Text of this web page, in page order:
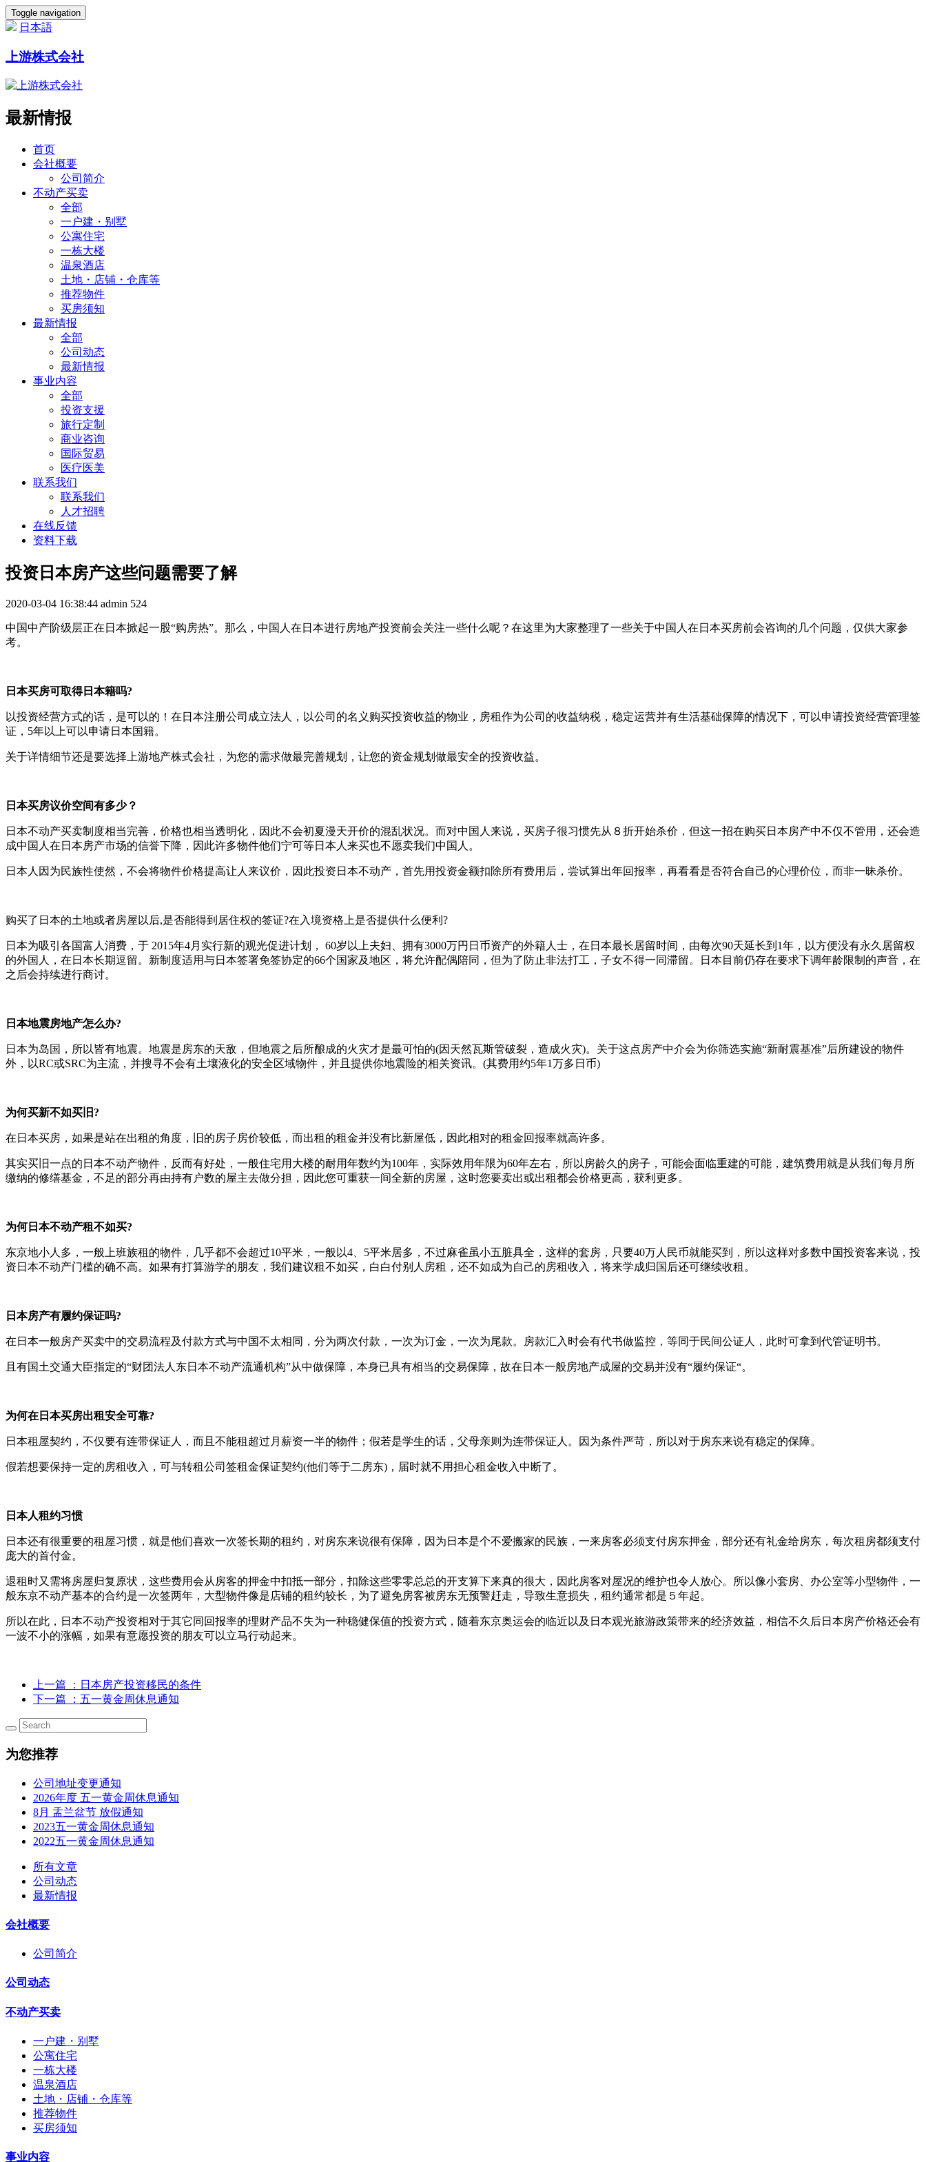
Toggle navigation
日本語
上游株式会社
最新情报
首页
会社概要
公司简介
不动产买卖
全部
一户建・别墅
公寓住宅
一栋大楼
温泉酒店
土地・店铺・仓库等
推荐物件
买房须知
最新情报
全部
公司动态
最新情报
事业内容
全部
投资支援
旅行定制
商业咨询
国际贸易
医疗医美
联系我们
联系我们
人才招聘
在线反馈
资料下载
投资日本房产这些问题需要了解
2020-03-04 16:38:44 admin 524
中国中产阶级层正在日本掀起一股“购房热”。那么，中国人在日本进行房地产投资前会关注一些什么呢？在这里为大家整理了一些关于中国人在日本买房前会咨询的几个问题，仅供大家参
考。
日本买房可取得日本籍吗?
以投资经营方式的话，是可以的！在日本注册公司成立法人，以公司的名义购买投资收益的物业，房租作为公司的收益纳税，稳定运营并有生活基础保障的情况下，可以申请投资经营管理签
证，5年以上可以申请日本国籍。
关于详情细节还是要选择上游地产株式会社，为您的需求做最完善规划，让您的资金规划做最安全的投资收益。
日本买房议价空间有多少？
日本不动产买卖制度相当完善，价格也相当透明化，因此不会初夏漫天开价的混乱状况。而对中国人来说，买房子很习惯先从８折开始杀价，但这一招在购买日本房产中不仅不管用，还会造
成中国人在日本房产市场的信誉下降，因此许多物件他们宁可等日本人来买也不愿卖我们中国人。
日本人因为民族性使然，不会将物件价格提高让人来议价，因此投资日本不动产，首先用投资金额扣除所有费用后，尝试算出年回报率，再看看是否符合自己的心理价位，而非一昧杀价。
购买了日本的土地或者房屋以后,是否能得到居住权的签证?在入境资格上是否提供什么便利?
日本为吸引各国富人消费，于 2015年4月实行新的观光促进计划， 60岁以上夫妇、拥有3000万円日币资产的外籍人士，在日本最长居留时间，由每次90天延长到1年，以方便没有永久居留权
的外国人，在日本长期逗留。新制度适用与日本签署免签协定的66个国家及地区，将允许配偶陪同，但为了防止非法打工，子女不得一同滞留。日本目前仍存在要求下调年龄限制的声音，在
之后会持续进行商讨。
日本地震房地产怎么办?
日本为岛国，所以皆有地震。地震是房东的天敌，但地震之后所酿成的火灾才是最可怕的(因天然瓦斯管破裂，造成火灾)。关于这点房产中介会为你筛选实施“新耐震基准”后所建设的物件
外，以RC或SRC为主流，并搜寻不会有土壤液化的安全区域物件，并且提供你地震险的相关资讯。(其费用约5年1万多日币)
为何买新不如买旧?
在日本买房，如果是站在出租的角度，旧的房子房价较低，而出租的租金并没有比新屋低，因此相对的租金回报率就高许多。
其实买旧一点的日本不动产物件，反而有好处，一般住宅用大楼的耐用年数约为100年，实际效用年限为60年左右，所以房龄久的房子，可能会面临重建的可能，建筑费用就是从我们每月所
缴纳的修缮基金，不足的部分再由持有户数的屋主去做分担，因此您可重获一间全新的房屋，这时您要卖出或出租都会价格更高，获利更多。
为何日本不动产租不如买?
东京地小人多，一般上班族租的物件，几乎都不会超过10平米，一般以4、5平米居多，不过麻雀虽小五脏具全，这样的套房，只要40万人民币就能买到，所以这样对多数中国投资客来说，投
资日本不动产门槛的确不高。如果有打算游学的朋友，我们建议租不如买，白白付别人房租，还不如成为自己的房租收入，将来学成归国后还可继续收租。
日本房产有履约保证吗?
在日本一般房产买卖中的交易流程及付款方式与中国不太相同，分为两次付款，一次为订金，一次为尾款。房款汇入时会有代书做监控，等同于民间公证人，此时可拿到代管证明书。
且有国土交通大臣指定的“财团法人东日本不动产流通机构”从中做保障，本身已具有相当的交易保障，故在日本一般房地产成屋的交易并没有“履约保证“。
为何在日本买房出租安全可靠?
日本租屋契约，不仅要有连带保证人，而且不能租超过月薪资一半的物件；假若是学生的话，父母亲则为连带保证人。因为条件严苛，所以对于房东来说有稳定的保障。
假若想要保持一定的房租收入，可与转租公司签租金保证契约(他们等于二房东)，届时就不用担心租金收入中断了。
日本人租约习惯
日本还有很重要的租屋习惯，就是他们喜欢一次签长期的租约，对房东来说很有保障，因为日本是个不爱搬家的民族，一来房客必须支付房东押金，部分还有礼金给房东，每次租房都须支付
庞大的首付金。
退租时又需将房屋归复原状，这些费用会从房客的押金中扣抵一部分，扣除这些零零总总的开支算下来真的很大，因此房客对屋况的维护也令人放心。所以像小套房、办公室等小型物件，一
般东京不动产基本的合约是一次签两年，大型物件像是店铺的租约较长，为了避免房客被房东无预警赶走，导致生意损失，租约通常都是５年起。
所以在此，日本不动产投资相对于其它同回报率的理财产品不失为一种稳健保值的投资方式，随着东京奥运会的临近以及日本观光旅游政策带来的经济效益，相信不久后日本房产价格还会有
一波不小的涨幅，如果有意愿投资的朋友可以立马行动起来。
上一篇
：日本房产投资移民的条件
下一篇
：五一黄金周休息通知
为您推荐
公司地址变更通知
2026年度 五一黄金周休息通知
8月 盂兰盆节 放假通知
2023五一黄金周休息通知
2022五一黄金周休息通知
所有文章
公司动态
最新情报
会社概要
公司简介
公司动态
不动产买卖
一户建・别墅
公寓住宅
一栋大楼
温泉酒店
土地・店铺・仓库等
推荐物件
买房须知
事业内容